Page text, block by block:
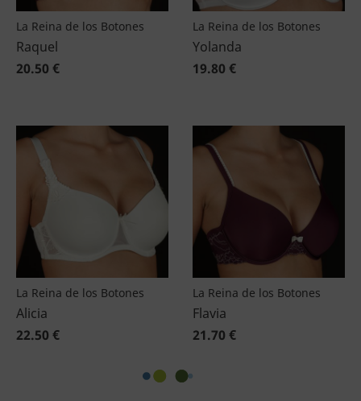
La Reina de los Botones
Raquel
20.50 €
La Reina de los Botones
Yolanda
19.80 €
La Reina de los Botones
Alicia
22.50 €
La Reina de los Botones
Flavia
21.70 €